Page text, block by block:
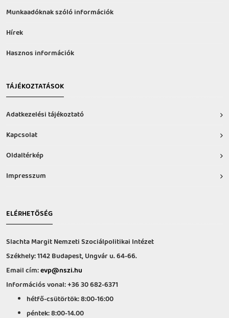
Munkaadóknak szóló információk
Hírek
Hasznos információk
TÁJÉKOZTATÁSOK
Adatkezelési tájékoztató
Kapcsolat
Oldaltérkép
Impresszum
ELÉRHETŐSÉG
Slachta Margit Nemzeti Szociálpolitikai Intézet
Székhely: 1142 Budapest, Ungvár u. 64-66.
Email cím:evp@nszi.hu
Információs vonal: +36 30 682-6371
hétfő-csütörtök: 8:00-16:00
péntek: 8:00-14.00